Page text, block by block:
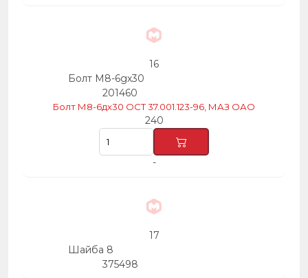
16
Болт М8-6gх30
201460
Болт М8-6дх30 ОСТ 37.001.123-96, МАЗ ОАО
240
-
17
Шайба 8
375498